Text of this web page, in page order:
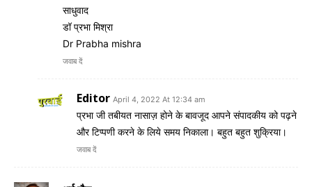
साधुवाद
डॉ प्रभा मिश्रा
Dr Prabha mishra
जवाब दें
Editor April 4, 2022 At 12:34 am
प्रभा जी तबीयत नासाज़ होने के बावजूद आपने संपादकीय को पढ़ने
और टिप्पणी करने के लिये समय निकाला। बहुत बहुत शुक्रिया।
जवाब दें